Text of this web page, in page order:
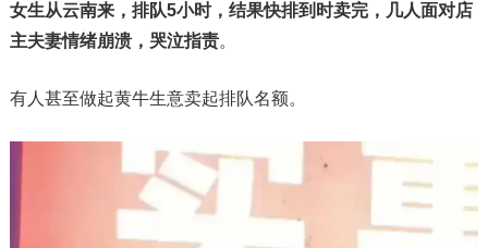
女生从云南来，排队5小时，结果快排到时卖完，几人面对店
主夫妻情绪崩溃，哭泣指责。
有人甚至做起黄牛生意卖起排队名额。